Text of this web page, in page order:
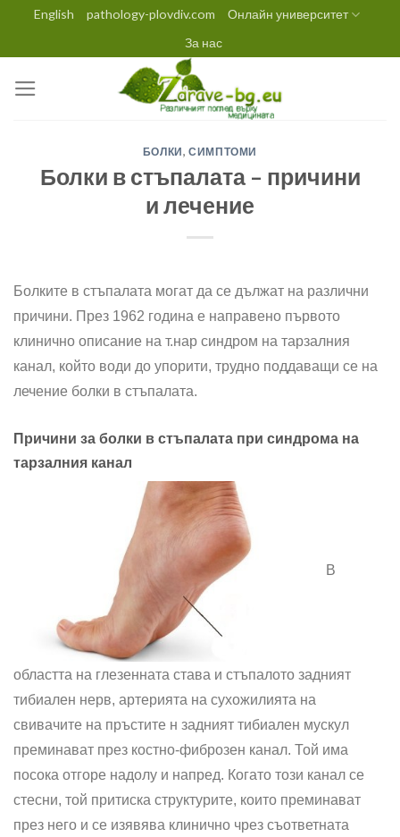
content
English pathology-plovdiv.com
Онлайн университет
За нас
БОЛКИ,СИМПТОМИ
Болки в стъпалата – причини
и лечение
Болките в стъпалата могат да се дължат на различни
причини. През 1962 година е направено първото
клинично описание на т.нар синдром на тарзалния
канал, който води до упорити, трудно поддаващи се на
лечение болки в стъпалата.
Причини за болки в стъпалата при синдрома на
тарзалния канал
В
областта на глезенната става и стъпалото задният
тибиален нерв, артерията на сухожилията на
свивачите на пръстите н задният тибиален мускул
премина­ват през костно-фиброзен канал. Той има
посока отгоре надолу и напред. Когато този канал се
стесни, той притиска структурите, които преминават
през него и се изявява клинично чрез съответната